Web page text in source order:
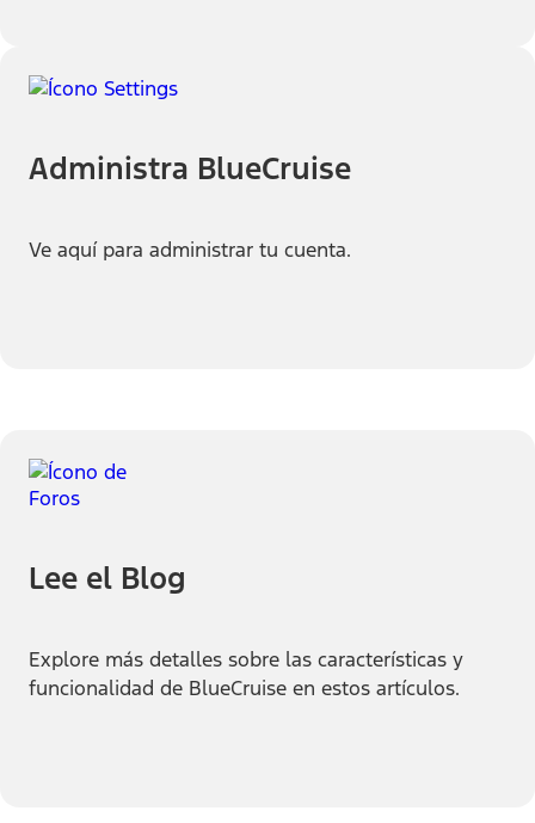
Administra BlueCruise
Ve aquí para administrar tu cuenta.
Lee el Blog
Explore más detalles sobre las características y
funcionalidad de BlueCruise en estos artículos.